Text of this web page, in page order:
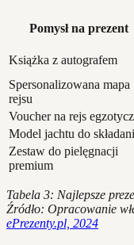
Pomysł na prezent
Książka z autografem
Spersonalizowana mapa
rejsu
Voucher na rejs
Model jachtu do
Zestaw do pielęgnacji
premium
Tabela 3: Najlepsze
Źródło: Opracowanie
ePrezenty.pl, 2024